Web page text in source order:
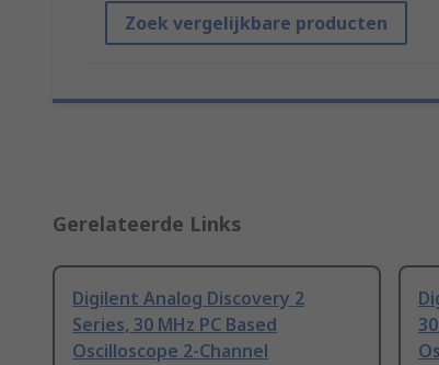
Zoek vergelijkbare producten
Gerelateerde Links
Digilent Analog Discovery 2
Series, 30 MHz PC Based
Oscilloscope 2-Channel